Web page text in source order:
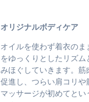
オリジナルボディケア
オイルを使わず着衣の
をゆっくりとしたリズ
みほぐしていきます。筋
促進し、つらい肩コリや
マッサージが初めてと